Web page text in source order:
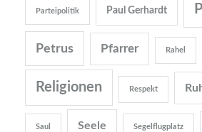
Parteipolitik Paul Gerhardt
Petrus Pfarrer Rahel
Religionen Respekt
Saul Seele Segelflugplatz